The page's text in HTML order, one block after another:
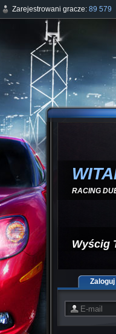
Zarejestrowani gracze: 89 579
RACING
Wyścig